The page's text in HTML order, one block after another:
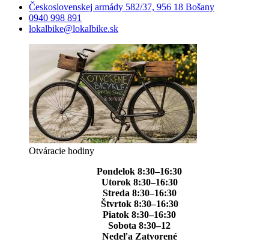
Československej armády 582/37, 956 18 Bošany
0940 998 891
lokalbike@lokalbike.sk
Otváracie hodiny
Pondelok 8:30–16:30
Utorok 8:30–16:30
Streda 8:30–16:30
Štvrtok 8:30–16:30
Piatok 8:30–16:30
Sobota 8:30–12
Nedeľa Zatvorené